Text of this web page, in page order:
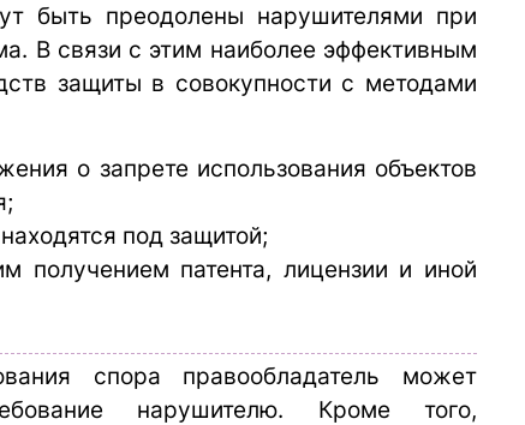
быть преодолены нарушителями при
В связи с этим наиболее эффективным
защиты в совокупности с методами
о запрете использования объектов
под защитой;
получением патента, лицензии и иной
спора правообладатель может
нарушителю. Кроме того,